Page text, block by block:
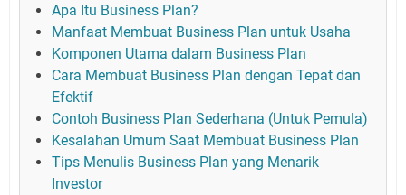
Apa Itu Business Plan?
Manfaat Membuat Business Plan untuk Usaha
Komponen Utama dalam Business Plan
Cara Membuat Business Plan dengan Tepat dan
Efektif
Contoh Business Plan Sederhana (Untuk Pemula)
Kesalahan Umum Saat Membuat Business Plan
Tips Menulis Business Plan yang Menarik
Investor